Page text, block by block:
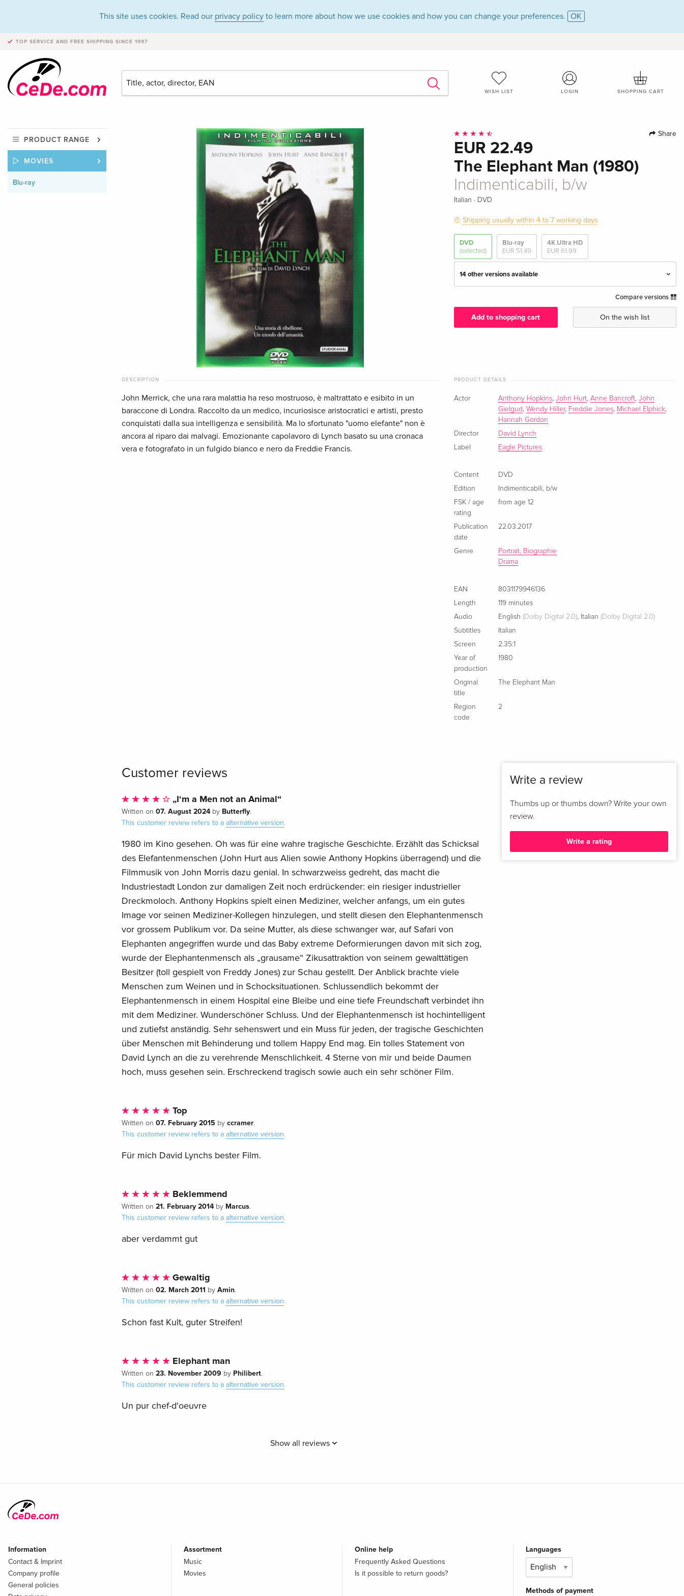
This site uses cookies. Read our privacy policy to learn more about how we use cookies and how you can change your preferences. OK
TOP SERVICE AND FREE SHIPPING SINCE 1997
WISH LIST LOGIN SHOPPING CART
PRODUCT RANGE
MOVIES
Blu-ray
Share
EUR 22.49
The Elephant Man (1980)
Indimenticabili, b/w
Italian · DVD
Shipping usually within 4 to 7 working days
DVD
(selected)
Blu-ray
EUR 51.49
4K Ultra HD
EUR 61.99
14 other versions available
English · UK Version
Sold out
English · US Version
Criterion Collection, 2 DVDs
English · US Version
Sold out
4K-restauriert
German
25th Anniversary Edition
German
Arthaus
French
French
Studio Canal Classics
Sold out
French
Indimenticabili, b/w — (selected)
Italian
b/w
Compare versions
Add to shopping cart On the wish list
DESCRIPTION
John Merrick, che una rara malattia ha reso mostruoso, è maltrattato e esibito in un
baraccone di Londra. Raccolto da un medico, incuriosisce aristocratici e artisti, presto
conquistati dalla sua intelligenza e sensibilità. Ma lo sfortunato "uomo elefante" non è
ancora al riparo dai malvagi. Emozionante capolavoro di Lynch basato su una cronaca
vera e fotografato in un fulgido bianco e nero da Freddie Francis.
PRODUCT DETAILS
Actor Anthony Hopkins,John Hurt,Anne Bancroft,John
Gielgud ,Wendy Hiller, Freddie Jones, Michael Elphick,
Hannah Gordon
Director
David Lynch
Label
Eagle Pictures
Content
DVD
Edition
Indimenticabili, b/w
FSK / age
rating
from age 12
Publication
date
22.03.2017
Genre
Portrait, Biographie
Drama
EAN
8031179946136
Length
119 minutes
Audio
English (Dolby Digital 2.0), Italian (Dolby Digital 2.0)
Subtitles
Italian
Screen
2.35:1
Year of
production
1980
Original
title
The Elephant Man
Region
code
2
Customer reviews
„I‘m a Men not an Animal“
Written on 07. August 2024by Butterfly.
This customer review refers to a alternative version.
1980 im Kino gesehen. Oh was für eine wahre tragische Geschichte. Erzählt das Schicksal
des Elefantenmenschen (John Hurt aus Alien sowie Anthony Hopkins überragend) und die
Filmmusik von John Morris dazu genial. In schwarzweiss gedreht, das macht die
Industriestadt London zur damaligen Zeit noch erdrückender: ein riesiger industrieller
Dreckmoloch. Anthony Hopkins spielt einen Mediziner, welcher anfangs, um ein gutes
Image vor seinen Mediziner-Kollegen hinzulegen, und stellt diesen den Elephantenmensch
vor grossem Publikum vor. Da seine Mutter, als diese schwanger war, auf Safari von
Elephanten angegriffen wurde und das Baby extreme Deformierungen davon mit sich zog,
wurde der Elephantenmensch als „grausame“ Zikusattraktion von seinem gewalttätigen
Besitzer (toll gespielt von Freddy Jones) zur Schau gestellt. Der Anblick brachte viele
Menschen zum Weinen und in Schocksituationen. Schlussendlich bekommt der
Elephantenmensch in einem Hospital eine Bleibe und eine tiefe Freundschaft verbindet ihn
mit dem Mediziner. Wunderschöner Schluss. Und der Elephantenmensch ist hochintelligent
und zutiefst anständig. Sehr sehenswert und ein Muss für jeden, der tragische Geschichten
über Menschen mit Behinderung und tollem Happy End mag. Ein tolles Statement von
David Lynch an die zu verehrende Menschlichkeit. 4 Sterne von mir und beide Daumen
hoch, muss gesehen sein. Erschreckend tragisch sowie auch ein sehr schöner Film.
Top
Written on 07. February 2015 by ccramer.
This customer review refers to a alternative version.
Für mich David Lynchs bester Film.
Beklemmend
Written on 21. February 2014by Marcus.
This customer review refers to a alternative version.
aber verdammt gut
Gewaltig
Written on 02. March 2011 by Amin.
This customer review refers to a alternative version.
Schon fast Kult, guter Streifen!
Elephant man
Written on 23. November 2009 by Philibert.
This customer review refers to a alternative version.
Un pur chef-d'oeuvre
Show all reviews
Write a review
Thumbs up or thumbs down? Write your own
review.
Write a rating
Information
Contact & Imprint
Company profile
General policies
Assortment
Music
Movies
Online help
Frequently Asked Questions
Is it possible to return goods?
Languages
Methods of payment